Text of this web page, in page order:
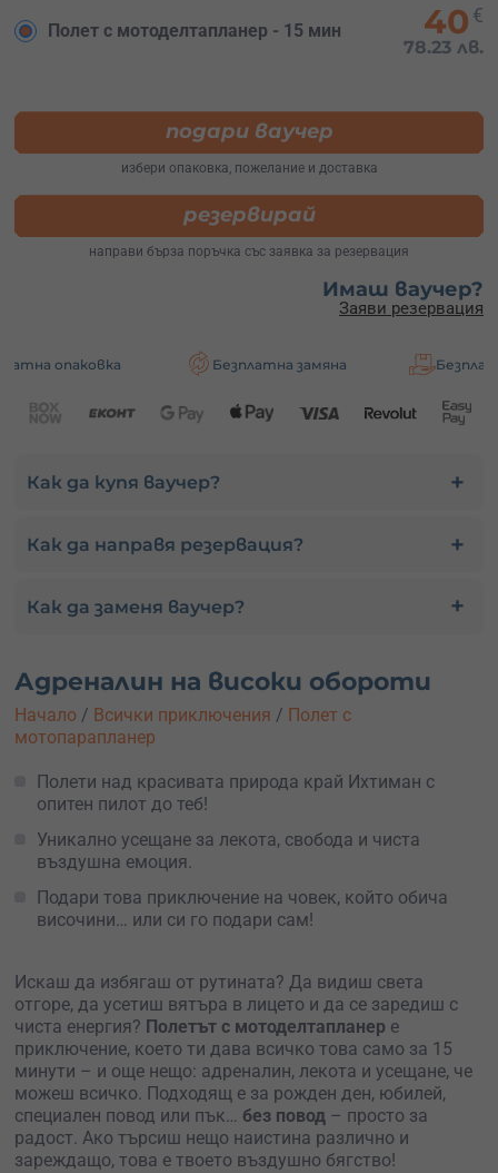
Полет с мотоделтапланер - 15 мин 40 €
78.23 лв.
подари ваучер
избери опаковка, пожелание и доставка
резервирай
направи бърза поръчка със заявка за резервация
Имаш ваучер?
Заяви резервация
Безплатна замяна Безплатна доставка
Как да купя ваучер?
Как да направя резервация?
Как да заменя ваучер?
Адреналин на високи обороти
Начало / Всички приключения / Полет с
мотопарапланер
Полети над красивата природа край Ихтиман с
опитен пилот до теб!
Уникално усещане за лекота, свобода и чиста
въздушна емоция.
Подари това приключение на човек, който обича
височини… или си го подари сам!
Искаш да избягаш от рутината? Да видиш света
отгоре, да усетиш вятъра в лицето и да се заредиш с
чиста енергия? Полетът с мотоделтапланер е
приключение, което ти дава всичко това само за 15
минути – и още нещо: адреналин, лекота и усещане, че
можеш всичко. Подходящ е за рожден ден, юбилей,
специален повод или пък… без повод – просто за
радост. Ако търсиш нещо наистина различно и
зареждащо, това е твоето въздушно бягство!